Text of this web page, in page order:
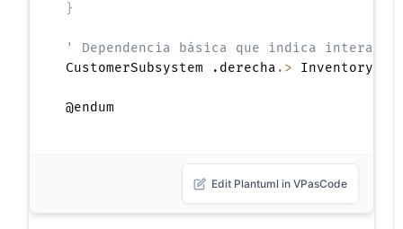
}
' Dependencia básica que indica
CustomerSubsystem .derecha .>
Edit Plantuml in VPasCode